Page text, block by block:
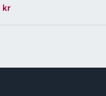
krPrisintervall: